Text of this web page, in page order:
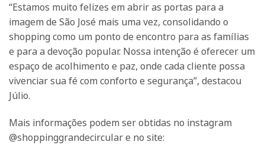
“Estamos muito felizes em abrir as portas para a
imagem de São José mais uma vez, consolidando o
shopping como um ponto de encontro para as famílias
e para a devoção popular. Nossa intenção é oferecer um
espaço de acolhimento e paz, onde cada cliente possa
vivenciar sua fé com conforto e segurança”, destacou
Júlio.
Mais informações podem ser obtidas no instagram
@shoppinggrandecircular e no site: